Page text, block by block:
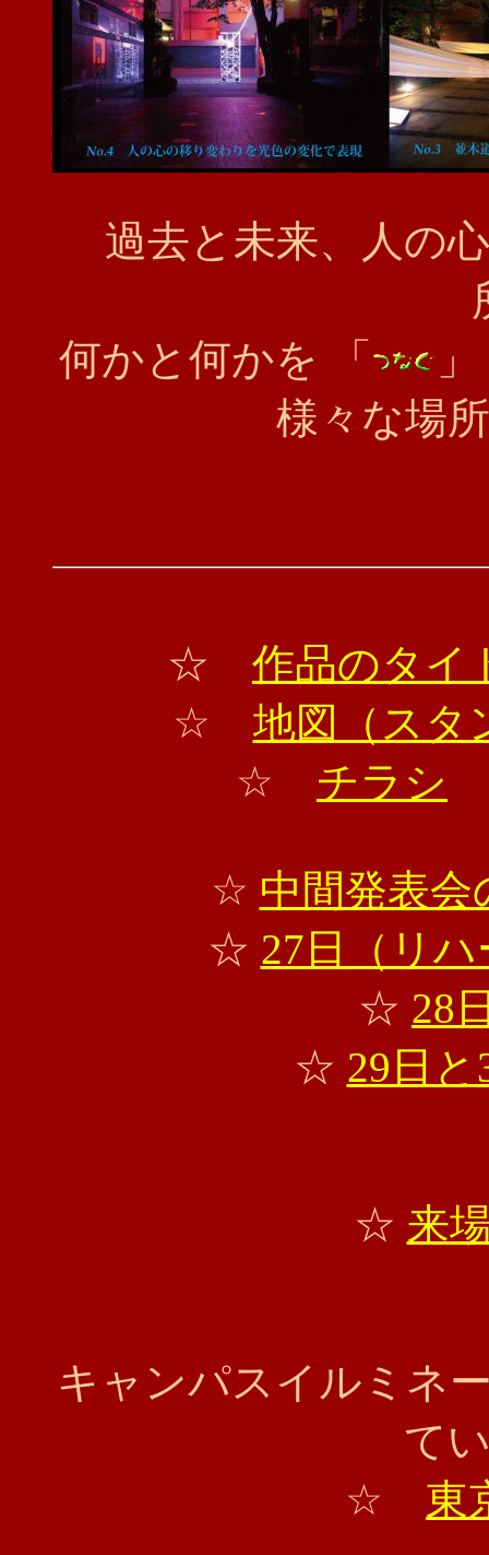
過去と未来、人の
何かと何かを 「
様々な場
☆ 作品のタイ
☆ 地図（スタ
☆ チラシ
☆ 中間発表会
☆ 27日（リ
☆ 28
☆ 29日
☆ 来
キャンパスイルミネ
て
☆ 東